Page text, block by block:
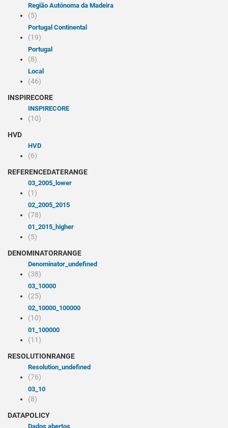
Região Autónoma da Madeira
(5)
Portugal Continental
(19)
Portugal
(8)
Local
(46)
INSPIRECORE
INSPIRECORE
(10)
HVD
HVD
(6)
REFERENCEDATERANGE
03_2005_lower
(1)
02_2005_2015
(78)
01_2015_higher
(5)
DENOMINATORRANGE
denominator_undefined
(38)
03_10000
(25)
02_10000_100000
(10)
01_100000
(11)
RESOLUTIONRANGE
resolution_undefined
(76)
03_10
(8)
DATAPOLICY
Dados abertos